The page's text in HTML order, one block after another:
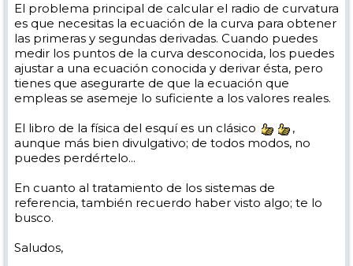
El problema principal de calcular el radio de curvatura
es que necesitas la ecuación de la curva para obtener
las primeras y segundas derivadas. Cuando puedes
medir los puntos de la curva desconocida, los puedes
ajustar a una ecuación conocida y derivar ésta, pero
tienes que asegurarte de que la ecuación que
empleas se asemeje lo suficiente a los valores reales.
El libro de la física del esquí es un clásico
,
aunque más bien divulgativo; de todos modos, no
puedes perdértelo...
En cuanto al tratamiento de los sistemas de
referencia, también recuerdo haber visto algo; te lo
busco.
Saludos,